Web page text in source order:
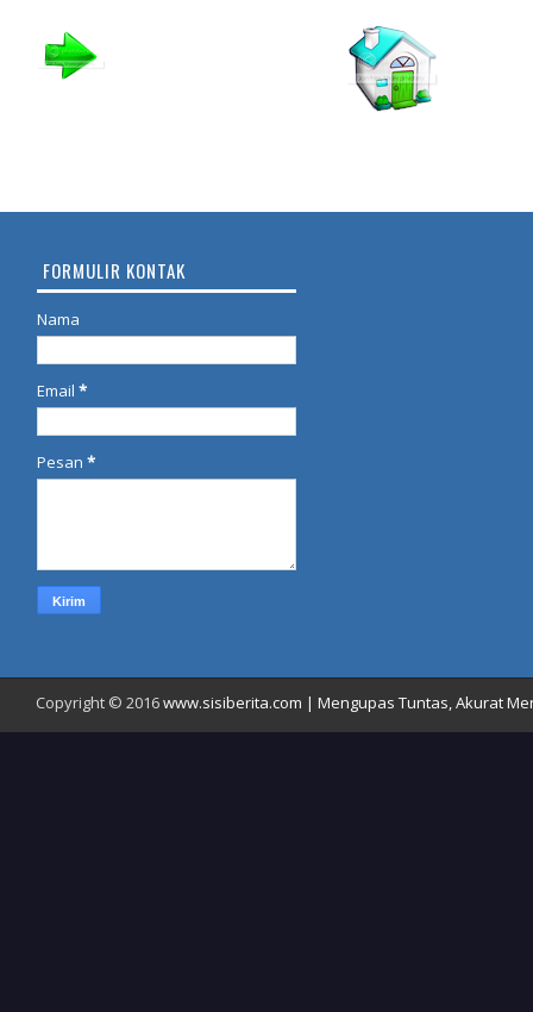
FORMULIR KONTAK
Nama
Email *
Pesan *
Copyright © 2016www.sisiberita.com | Mengupas Tuntas, Akurat